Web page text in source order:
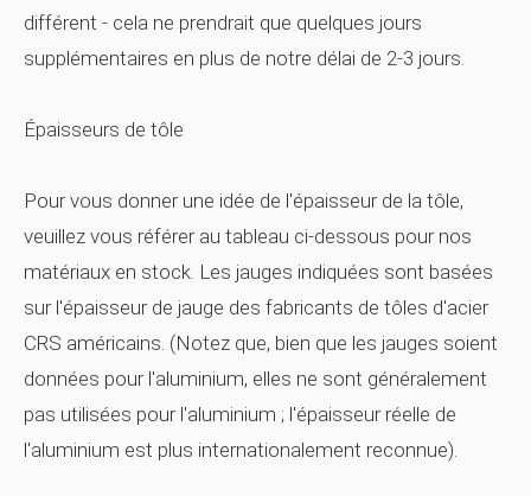
différent - cela ne prendrait que quelques jours
supplémentaires en plus de notre délai de 2-3 jours.
Épaisseurs de tôle
Pour vous donner une idée de l'épaisseur de la tôle,
veuillez vous référer au tableau ci-dessous pour nos
matériaux en stock. Les jauges indiquées sont basées
sur l'épaisseur de jauge des fabricants de tôles d'acier
CRS américains. (Notez que, bien que les jauges soient
données pour l'aluminium, elles ne sont généralement
pas utilisées pour l'aluminium ; l'épaisseur réelle de
l'aluminium est plus internationalement reconnue).